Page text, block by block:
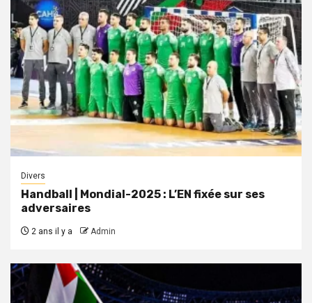
Divers
Handball | Mondial-2025 : L’EN fixée sur ses
adversaires
2 ans il y a Admin